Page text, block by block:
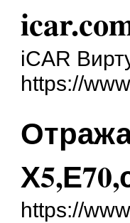
iCAR
https://
https://